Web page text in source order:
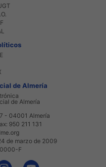
de Almería
de Almería
- 04001 Almería
950 211 131
de marzo de 2009
F